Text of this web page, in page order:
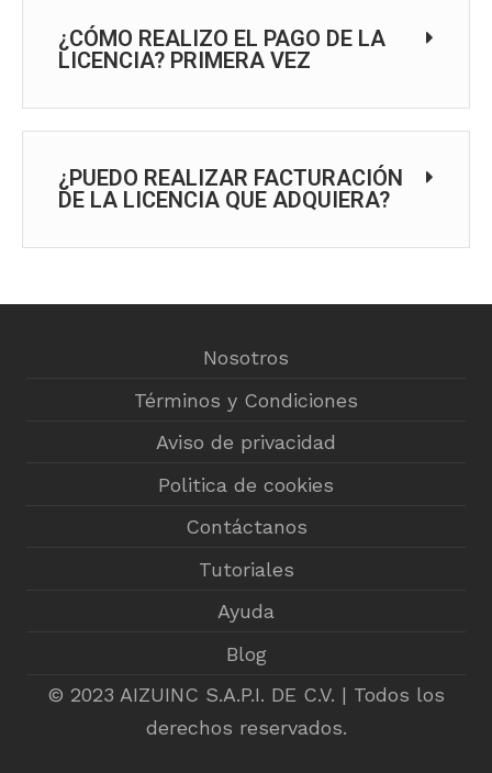
¿CÓMO REALIZO EL PAGO DE LA
LICENCIA? PRIMERA VEZ
¿PUEDO REALIZAR FACTURACIÓN
DE LA LICENCIA QUE ADQUIERA?
Nosotros
Términos y Condiciones
Aviso de privacidad
Politica de cookies
Contáctanos
Tutoriales
Ayuda
Blog
© 2023 AIZUINC S.A.P.I. DE C.V. | Todos los
derechos reservados.